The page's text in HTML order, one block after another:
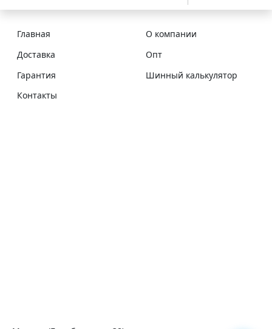
Главная
О компании
Доставка
Опт
Гарантия
Шинный калькулятор
Контакты